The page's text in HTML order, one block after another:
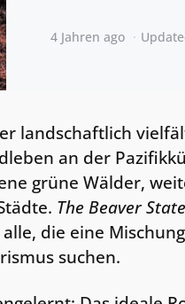
4 Jahren ago
landschaftlich
an der
grüne Wälder,
The Beaver State
die eine
suchen.